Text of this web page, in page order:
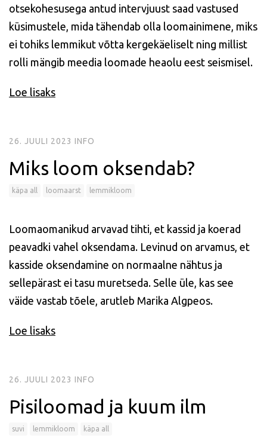
otsekohesusega antud intervjuust saad vastused
küsimustele, mida tähendab olla loomainimene, miks
ei tohiks lemmikut võtta kergekäeliselt ning millist
rolli mängib meedia loomade heaolu eest seismisel.
Loe lisaks
26. JUULI 2023 INFO
Miks loom oksendab?
käpa all loomaarst lemmikloom
Loomaomanikud arvavad tihti, et kassid ja koerad
peavadki vahel oksendama. Levinud on arvamus, et
kasside oksendamine on normaalne nähtus ja
sellepärast ei tasu muretseda. Selle üle, kas see
väide vastab tõele, arutleb Marika Algpeos.
Loe lisaks
26. JUULI 2023 INFO
Pisiloomad ja kuum ilm
suvi lemmikloom käpa all